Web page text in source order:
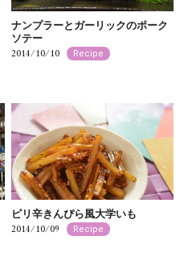
ナンプラーとガーリックのポーク
ソテー
2014/10/10 Recipe
ピリ辛きんぴら風大学いも
2014/10/09 Recipe